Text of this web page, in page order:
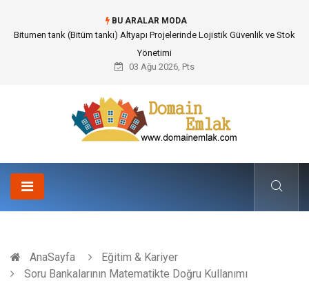
BU ARALAR MODA
Güvenilir Chip Satışı: Kesintisiz Poker Deneyimi İçin Profesyonel Destek
03 Ağu 2026, Pts
AnaSayfa
Eğitim & Kariyer
Soru Bankalarının Matematikte Doğru Kullanımı